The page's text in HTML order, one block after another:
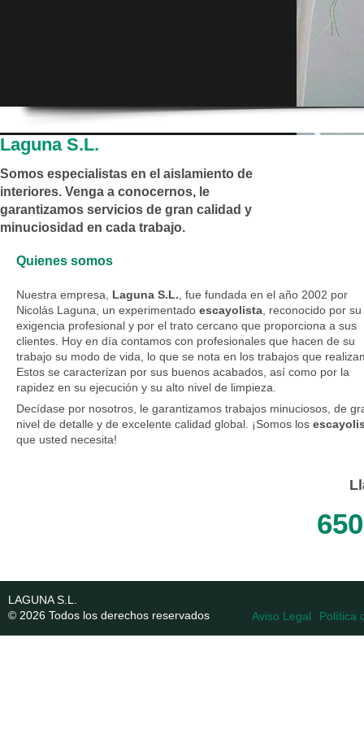
Laguna S.L.
Somos especialistas en el aislamiento de
interiores. Venga a conocernos, le
garantizamos servicios de gran calidad y
minuciosidad en cada trabajo.
Quienes somos
Nuestra empresa, Laguna S.L. , fue fundada en el año 2002 por
Nicolás Laguna, un experimentado escayolista , reconocido por su
exigencia profesional y por el trato cercano que proporciona a sus
clientes. Hoy en día contamos con profesionales que hacen de su
trabajo su modo de vida, lo que se nota en los trabajos que
Estos se caracterizan por sus buenos acabados, así como por la
rapidez en su ejecución y su alto nivel de limpieza.
Decídase por nosotros, le garantizamos trabajos minuciosos, de
nivel de detalle y de excelente calidad global. ¡Somos los
que usted necesita!
LAGUNA S.L.
© 2026 Todos los derechos reservados
Aviso Legal Política